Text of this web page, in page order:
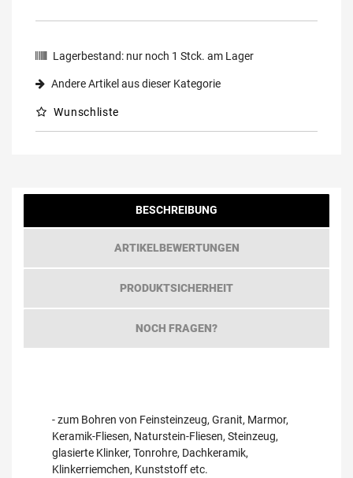
Lagerbestand: nur noch 1 Stck. am Lager
Andere Artikel aus dieser Kategorie
Wunschliste
BESCHREIBUNG
ARTIKELBEWERTUNGEN
PRODUKTSICHERHEIT
NOCH FRAGEN?
- zum Bohren von Feinsteinzeug, Granit, Marmor,
Keramik-Fliesen, Naturstein-Fliesen, Steinzeug,
glasierte Klinker, Tonrohre, Dachkeramik,
Klinkerriemchen, Kunststoff etc.